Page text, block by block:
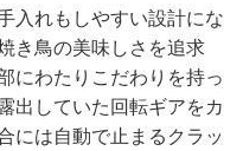
入れもしやすい設計にな
き鳥の美味しさを追求
にわたりこだわりを持っ
出していた回転ギアをカ
には自動で止まるクラッ